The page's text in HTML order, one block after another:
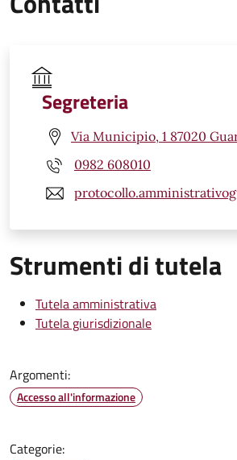
Segreteria
Via Municipio, 1 87020
0982 608010
Strumenti di tutela
Tutela amministrativa
Tutela giurisdizionale
Argomenti:
Accesso all'informazione
Categorie: